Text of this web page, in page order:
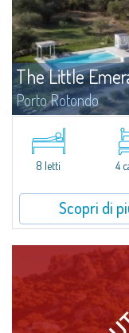
The Little
Porto Rotondo
Porto RotondoNel
Rotondo e dalle più
8 letti 4
Scopri di